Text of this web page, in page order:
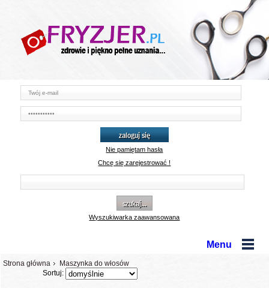
zaloguj się
Nie pamiętam hasła
Chcę się zarejestrować !
szukaj...
Wyszukiwarka zaawansowana
Menu
Strona główna
Maszynka do włosów
Sortuj: